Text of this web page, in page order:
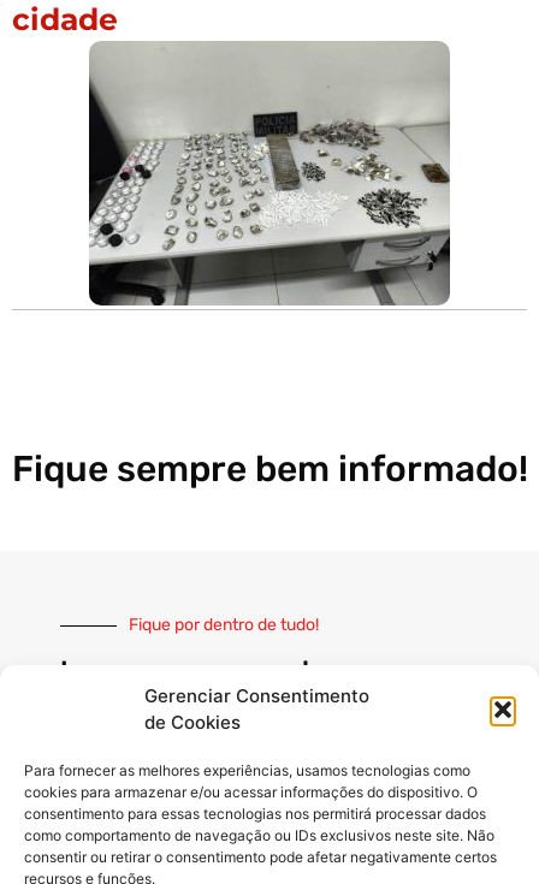
Gerenciar Consentimento
de Cookies
Para fornecer as melhores experiências, usamos tecnologias como
cookies para armazenar e/ou acessar informações do dispositivo. O
consentimento para essas tecnologias nos permitirá processar dados
como comportamento de navegação ou IDs exclusivos neste site. Não
consentir ou retirar o consentimento pode afetar negativamente certos
recursos e funções.
cidade
Fique sempre bem informado!
Fique por dentro de tudo!
Inscreva-se e receba nossas
notícias sempre atualizadas
INSCREVER